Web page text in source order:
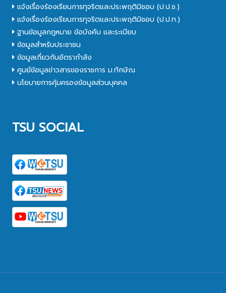
แจ้งเรื่องร้องเรียนการทุจริตและประพฤติมิชอบ (ป.ป.ช.)
แจ้งเรื่องร้องเรียนการทุจริตและประพฤติมิชอบ (ป.ป.ท.)
ฐานข้อมูลกฎหมาย ข้อบังคับ และระเบียบ
ข้อมูลสำหรับประชาชน
ข้อมูลเกี่ยวกับอัตรากำลัง
ศูนย์ข้อมูลข่าวสารของราชการ ม.ทักษิณ
นโยบายการคุ้มครองข้อมูลส่วนบุคคล
TSU SOCIAL